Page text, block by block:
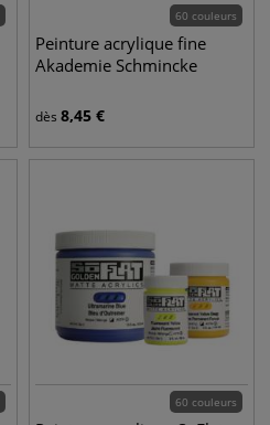
60 couleurs
Peinture acrylique fine
Akademie Schmincke
dès 8,45 €
60 couleurs